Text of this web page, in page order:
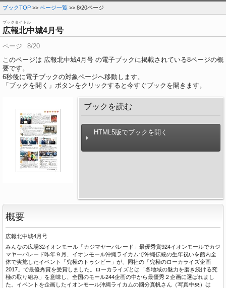
ブックTOP >> ページ一覧 >> 8/20ページ
ブックタイトル
広報北中城4月号
ページ
8/20
このページは 広報北中城4月号 の電子ブックに掲載されている8ページの概
要です。
6秒後に電子ブックの対象ページへ移動します。
「ブックを開く」ボタンをクリックすると今すぐブックを開きます。
ブックを読む
HTML5版でブックを開く
概要
広報北中城4月号
みんなの広場32イオンモール「カジマヤーパレード」最優秀賞924イオンモールでカジ
マヤーパレード昨年９月、イオンモール沖縄ライカムで沖縄伝統の生年祝いを館内全
体で実施したイベント「究極のトゥシビー」が、同社の「究極のローカライズ企画
2017」で最優秀賞を受賞しました。ローカライズとは「各地域の魅力を磨き続ける究
極の取り組み」を意味し、全国のモール244企画の中から最優秀２企画に選ばれまし
た。イベントを企画したイオンモール沖縄ライカムの國分真帆さん（写真中央）は